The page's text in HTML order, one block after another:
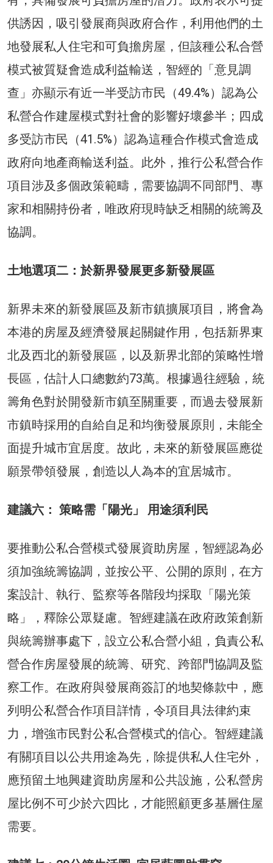
供誘因，吸引發展商與政府合作，利用他們的土
地發展私人住宅和可負擔房屋，但該種公私合營
模式被質疑會造成利益輸送，智經的「意見調
查」亦顯示有近一半受訪市民（49.4%）認為公
私營合作建屋模式對社會的影響好壞參半；四成
多受訪市民（41.5%）認為這種合作模式會造成
政府向地產商輸送利益。此外，推行公私營合作
項目涉及多個政策範疇，需要協調不同部門、專
家和相關持份者，唯政府現時缺乏相關的統籌及
協調。
土地選項二：於新界發展更多新發展區
新界未來的新發展區及新市鎮擴展項目，將會為
本港的房屋及經濟發展起關鍵作用，包括新界東
北及西北的新發展區，以及新界北部的策略性增
長區，估計人口總數約73萬。根據過往經驗，統
籌角色對於開發新市鎮至關重要，而過去發展新
市鎮時採用的自給自足和均衡發展原則，未能全
面提升城市宜居度。故此，未來的新發展區應從
願景帶領發展，創造以人為本的宜居城市。
建議六： 策略需「陽光」 用途須利民
要推動公私合營模式發展資助房屋，智經認為必
須加強統籌協調，並按公平、公開的原則，在方
案設計、執行、監察等各階段均採取「陽光策
略」，釋除公眾疑慮。智經建議在政府政策創新
與統籌辦事處下，設立公私合營小組，負責公私
營合作房屋發展的統籌、研究、跨部門協調及監
察工作。在政府與發展商簽訂的地契條款中，應
列明公私營合作項目詳情，令項目具法律約束
力，增強市民對公私合營模式的信心。智經建議
有關項目以公共用途為先，除提供私人住宅外，
應預留土地興建資助房屋和公共設施，公私營房
屋比例不可少於六四比，才能照顧更多基層住屋
需要。